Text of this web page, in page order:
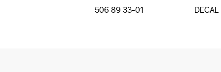
506 89 33-01 DECAL